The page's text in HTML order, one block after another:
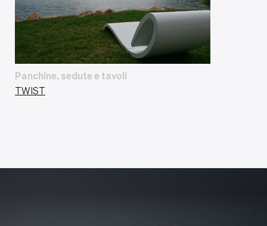
Panchine, sedute e tavoli
TWIST